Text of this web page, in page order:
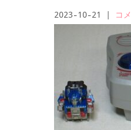
2023-10-21 コ